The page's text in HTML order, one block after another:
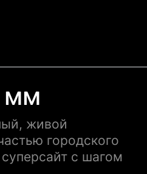
мм
живой
городского
с шагом